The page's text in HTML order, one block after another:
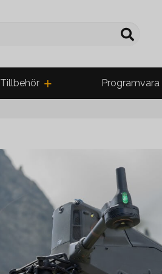
Tillbehör Programvara